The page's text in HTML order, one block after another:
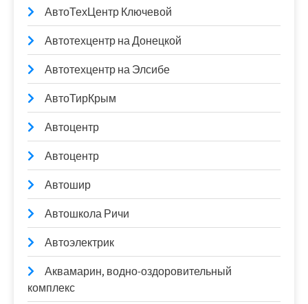
АвтоТехЦентр Ключевой
Автотехцентр на Донецкой
Автотехцентр на Элсибе
АвтоТирКрым
Автоцентр
Автоцентр
Автошир
Автошкола Ричи
Автоэлектрик
Аквамарин, водно-оздоровительный
комплекс